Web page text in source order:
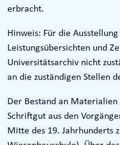
erbracht.
Hinweis: Für die
Leistungsübersichten und
Universitätsarchiv nicht
an die zuständigen Stellen
Der Bestand an
Schriftgut aus den
Mitte des 19. Jahrhunderts